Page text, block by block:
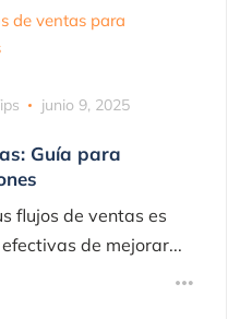
junio 9, 2025
Guía para
flujos de ventas es
de mejorar...